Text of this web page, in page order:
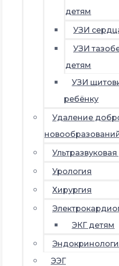
детям
УЗИ
УЗИ
детям
УЗИ
ребёнку
Удаление
Урология
Хирургия
ЭКГ детям
ЭЭГ